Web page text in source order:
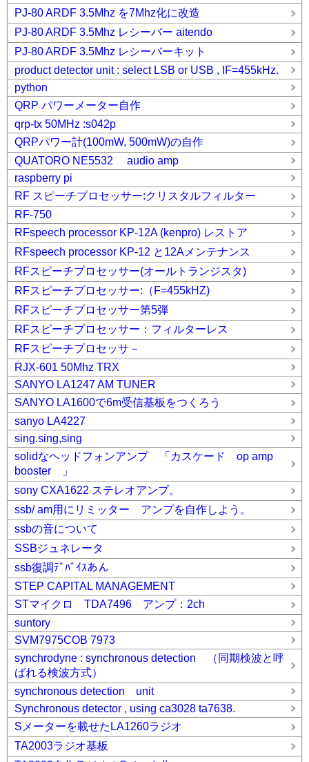
PJ-80 ARDF 3.5Mhz を7Mhz化に改造
PJ-80 ARDF 3.5Mhz レシーバー aitendo
PJ-80 ARDF 3.5Mhz レシーバーキット
product detector unit : select LSB or USB , IF=455kHz.
python
QRP パワーメーター自作
qrp-tx 50MHz :s042p
QRPパワー計(100mW, 500mW)の自作
QUATORO NE5532 audio amp
raspberry pi
RF スピーチプロセッサー:クリスタルフィルター
RF-750
RFspeech processor KP-12A (kenpro) レストア
RFspeech processor KP-12 と12Aメンテナンス
RFスピーチプロセッサー(オールトランジスタ)
RFスピーチプロセッサー:（F=455kHZ)
RFスピーチプロセッサー第5弾
RFスピーチプロセッサー：フィルターレス
RFスピーチプロセッサ－
RJX-601 50Mhz TRX
SANYO LA1247 AM TUNER
SANYO LA1600で6m受信基板をつくろう
sanyo LA4227
sing.sing,sing
solidなヘッドフォンアンプ 「カスケード op amp
booster 」
sony CXA1622 ステレオアンプ。
ssb/ am用にリミッター アンプを自作しよう。
ssbの音について
SSBジュネレータ
ssb復調ﾃﾞﾊﾞｲｽあん
STEP CAPITAL MANAGEMENT
STマイクロ TDA7496 アンプ：2ch
suntory
SVM7975COB 7973
synchrodyne : synchronous detection （同期検波と呼
ばれる検波方式）
synchronous detection unit
Synchronous detector , using ca3028 ta7638.
Sメーターを載せたLA1260ラジオ
TA2003ラジオ基板